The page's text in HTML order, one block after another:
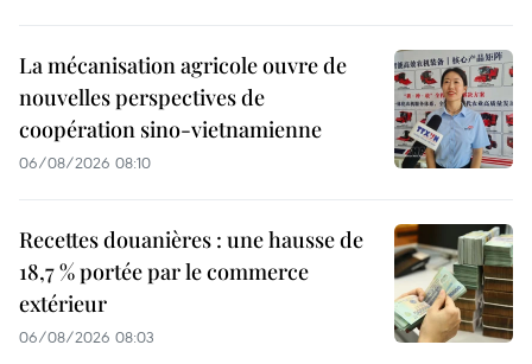
La mécanisation agricole ouvre de
nouvelles perspectives de
coopération sino-vietnamienne
06/08/2026 08:10
Recettes douanières : une hausse de
18,7 % portée par le commerce
extérieur
06/08/2026 08:03